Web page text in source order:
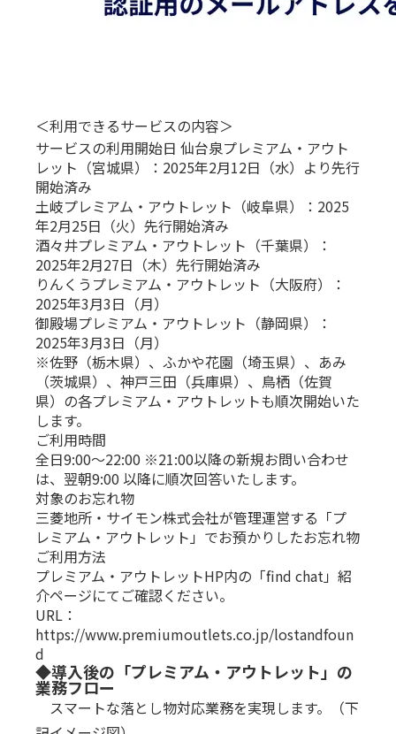
＜利用できるサービスの内容＞
サービスの利用開始日 仙台泉プレミアム・アウト
レット（宮城県）：2025年2月12日（水）より先行
開始済み
土岐プレミアム・アウトレット（岐阜県）：2025
年2月25日（火）先行開始済み
酒々井プレミアム・アウトレット（千葉県）：
2025年2月27日（木）先行開始済み
りんくうプレミアム・アウトレット（大阪府）：
2025年3月3日（月）
御殿場プレミアム・アウトレット（静岡県）：
2025年3月3日（月）
※佐野（栃木県）、ふかや花園（埼玉県）、あみ
（茨城県）、神戸三田（兵庫県）、鳥栖（佐賀
県）の各プレミアム・アウトレットも順次開始いた
します。
ご利用時間
全日9:00～22:00 ※21:00以降の新規お問い合わせ
は、翌朝9:00 以降に順次回答いたします。
対象のお忘れ物
三菱地所・サイモン株式会社が管理運営する「プ
レミアム・アウトレット」でお預かりしたお忘れ物
ご利用方法
プレミアム・アウトレットHP内の「find chat」紹
介ページにてご確認ください。
URL：
https://www.premiumoutlets.co.jp/lostandfoun
d
◆導入後の「プレミアム・アウトレット」の
業務フロー
スマートな落とし物対応業務を実現します。（下